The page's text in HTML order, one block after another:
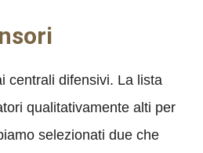
centrali difensivi. La lista
qualitativamente alti per
selezionati due che